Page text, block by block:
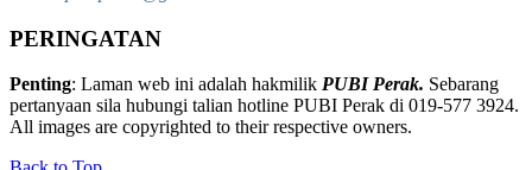
PERINGATAN
Penting: Laman web ini adalah hakmilik PUBI Perak. Sebarang
pertanyaan sila hubungi talian hotline PUBI Perak di 019-577 3924.
All images are copyrighted to their respective owners.